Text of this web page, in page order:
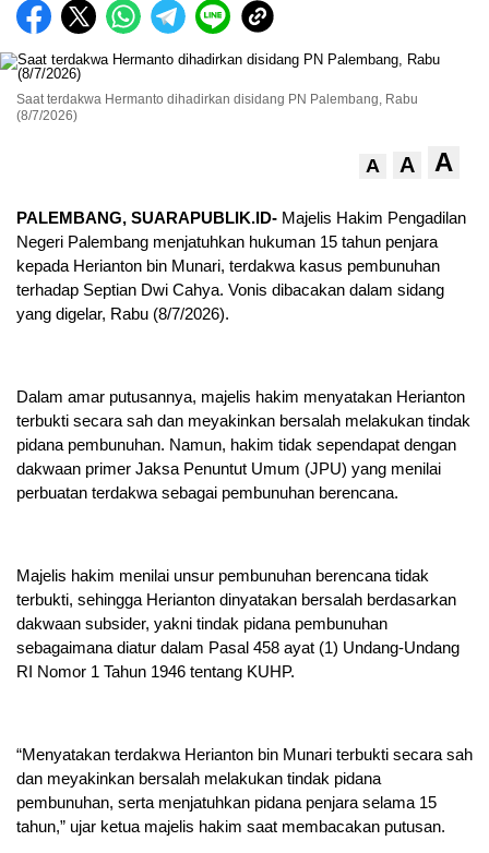
Saat terdakwa Hermanto dihadirkan disidang PN Palembang, Rabu
(8/7/2026)
A A A
PALEMBANG, SUARAPUBLIK.ID- Majelis Hakim Pengadilan
Negeri Palembang menjatuhkan hukuman 15 tahun penjara
kepada Herianton bin Munari, terdakwa kasus pembunuhan
terhadap Septian Dwi Cahya. Vonis dibacakan dalam sidang
yang digelar, Rabu (8/7/2026).
Dalam amar putusannya, majelis hakim menyatakan Herianton
terbukti secara sah dan meyakinkan bersalah melakukan tindak
pidana pembunuhan. Namun, hakim tidak sependapat dengan
dakwaan primer Jaksa Penuntut Umum (JPU) yang menilai
perbuatan terdakwa sebagai pembunuhan berencana.
Majelis hakim menilai unsur pembunuhan berencana tidak
terbukti, sehingga Herianton dinyatakan bersalah berdasarkan
dakwaan subsider, yakni tindak pidana pembunuhan
sebagaimana diatur dalam Pasal 458 ayat (1) Undang-Undang
RI Nomor 1 Tahun 1946 tentang KUHP.
“Menyatakan terdakwa Herianton bin Munari terbukti secara sah
dan meyakinkan bersalah melakukan tindak pidana
pembunuhan, serta menjatuhkan pidana penjara selama 15
tahun,” ujar ketua majelis hakim saat membacakan putusan.